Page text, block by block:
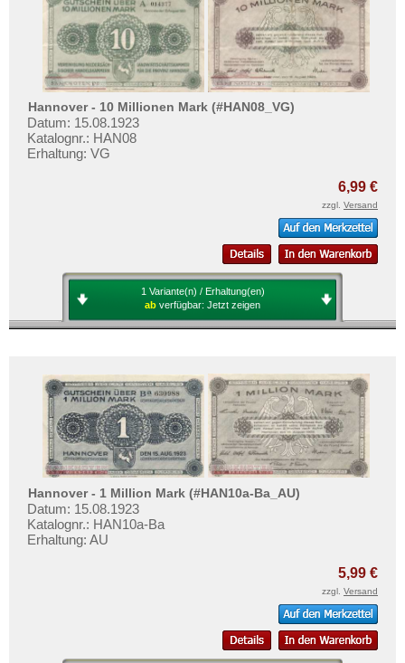
Mehr über...
Zahlungsbedingungen
Privatsphäre und Datenschutz
Widerrufsbelehrung
Liefer- und Versandkosten
AGB
Hannover - 10 Millionen Mark (#HAN08_VG)
Datum: 15.08.1923
Katalognr.: HAN08
Erhaltung: VG
6,99 €
zzgl. Versand
1 Variante(n) / Erhaltung(en)
ab verfügbar: Jetzt zeigen
Hannover - 1 Million Mark (#HAN10a-Ba_AU)
Datum: 15.08.1923
Katalognr.: HAN10a-Ba
Erhaltung: AU
5,99 €
zzgl. Versand